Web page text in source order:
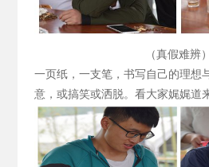
（真假难辨）
一页纸，一支笔，书写自己的理想
意，或搞笑或洒脱。看大家娓娓道